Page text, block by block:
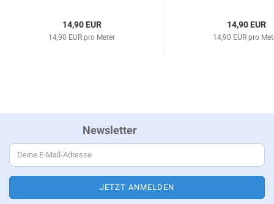
14,90 EUR
14,90 EUR pro Meter
14,90 EUR
14,90 EUR pro
Newsletter